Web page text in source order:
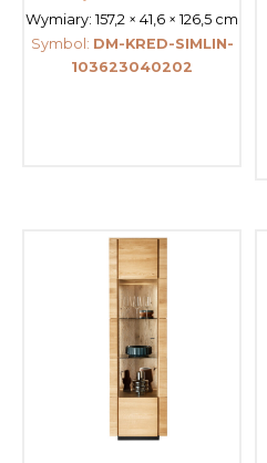
Wymiary:157,2 × 41,6 × 126,5 cm
Symbol: DM-KRED-SIMLIN-
103623040202